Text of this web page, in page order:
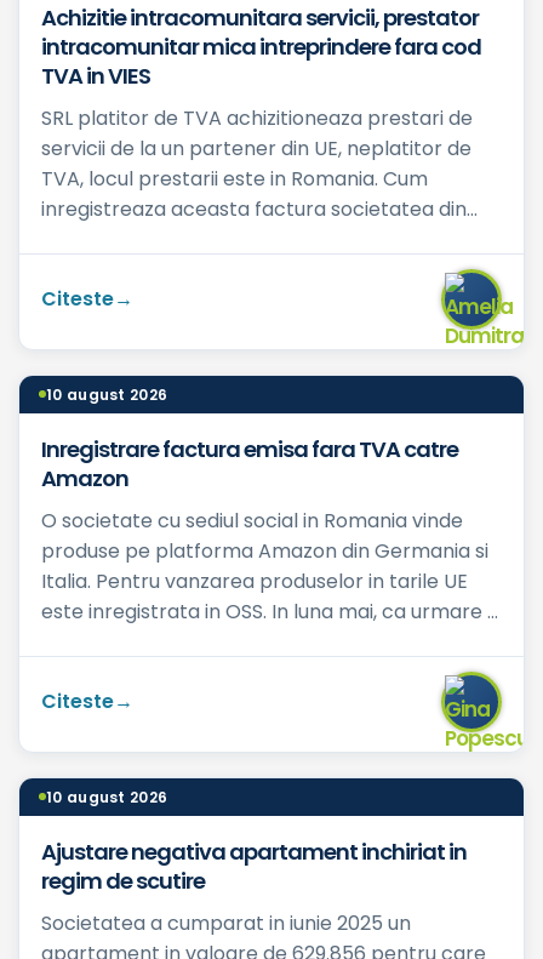
Achizitie intracomunitara servicii, prestator
intracomunitar mica intreprindere fara cod
TVA in VIES
SRL platitor de TVA achizitioneaza prestari de
servicii de la un partener din UE, neplatitor de
TVA, locul prestarii este in Romania. Cum
inregistreaza aceasta factura societatea din
Citeste
10 august 2026
Inregistrare factura emisa fara TVA catre
Amazon
O societate cu sediul social in Romania vinde
produse pe platforma Amazon din Germania si
Italia. Pentru vanzarea produselor in tarile UE
este inregistrata in OSS. In luna mai, ca urmare a
Citeste
10 august 2026
Ajustare negativa apartament inchiriat in
regim de scutire
Societatea a cumparat in iunie 2025 un
apartament in valoare de 629.856 pentru care